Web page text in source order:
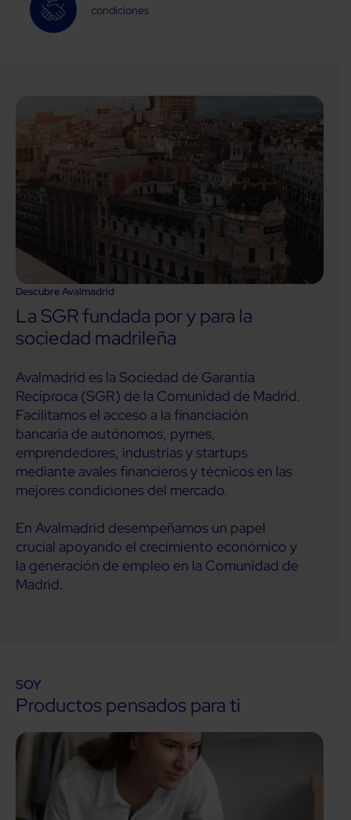
condiciones
Descubre Avalmadrid
La SGR fundada por y para la
sociedad madrileña
Avalmadrid es la Sociedad de Garantía
Recíproca (SGR) de la Comunidad de Madrid.
Facilitamos el acceso a la financiación
bancaria de autónomos, pymes,
emprendedores, industrias y startups
mediante avales financieros y técnicos en las
mejores condiciones del mercado.
En Avalmadrid desempeñamos un papel
crucial apoyando el crecimiento económico y
la generación de empleo en la Comunidad de
Madrid.
SOY
Productos pensados para ti